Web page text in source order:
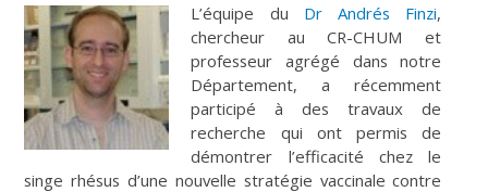
L’équipe du Dr Andrés Finzi,
chercheur au CR-CHUM et
professeur agrégé dans notre
Département, a récemment
participé à des travaux de
recherche qui ont permis de
démontrer l’efficacité chez le
singe rhésus d’une nouvelle stratégie vaccinale contre